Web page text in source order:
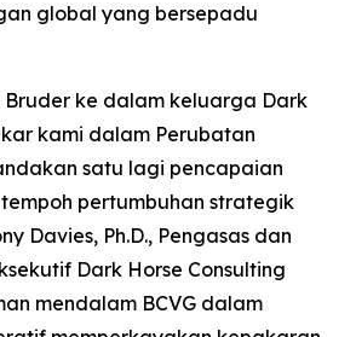
global yang bersepadu
ke dalam keluarga Dark
kami dalam Perubatan
satu lagi pencapaian
pertumbuhan strategik
Davies, Ph.D., Pengasas dan
Dark Horse Consulting
mendalam BCVG dalam